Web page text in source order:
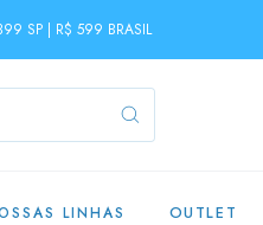
SP | R$ 599 BRASIL
LINHAS OUTLET